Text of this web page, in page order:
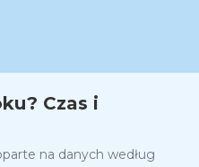
Czas i
na danych według